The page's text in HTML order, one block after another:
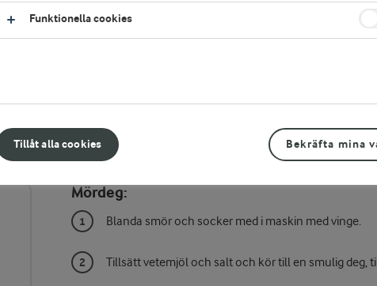
Gör så här
Mördeg:
Blanda smör och socker med i maskin med vinge.
Tillsätt vetemjöl och salt och kör till en smulig deg,
Tillåt alla cookies
Funktionella cookies
Bekräfta mina